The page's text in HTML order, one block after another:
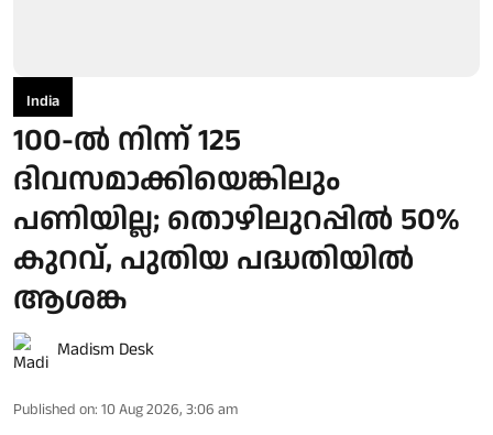
India
100-ല്‍ നിന്ന് 125
ദിവസമാക്കിയെങ്കിലും
പണിയില്ല; തൊഴിലുറപ്പില്‍ 50%
കുറവ്, പുതിയ പദ്ധതിയില്‍
ആശങ്ക
Madism Desk
Published on: 10 Aug 2026, 3:06 am